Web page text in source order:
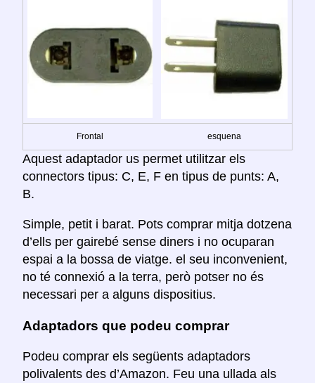
Frontal esquena
Aquest adaptador us permet utilitzar els
connectors tipus: C, E, F en tipus de punts: A,
B.
Simple, petit i barat. Pots comprar mitja dotzena
d’ells per gairebé sense diners i no ocuparan
espai a la bossa de viatge. el seu inconvenient,
no té connexió a la terra, però potser no és
necessari per a alguns dispositius.
Adaptadors que podeu comprar
Podeu comprar els següents adaptadors
polivalents des d’Amazon. Feu una ullada als